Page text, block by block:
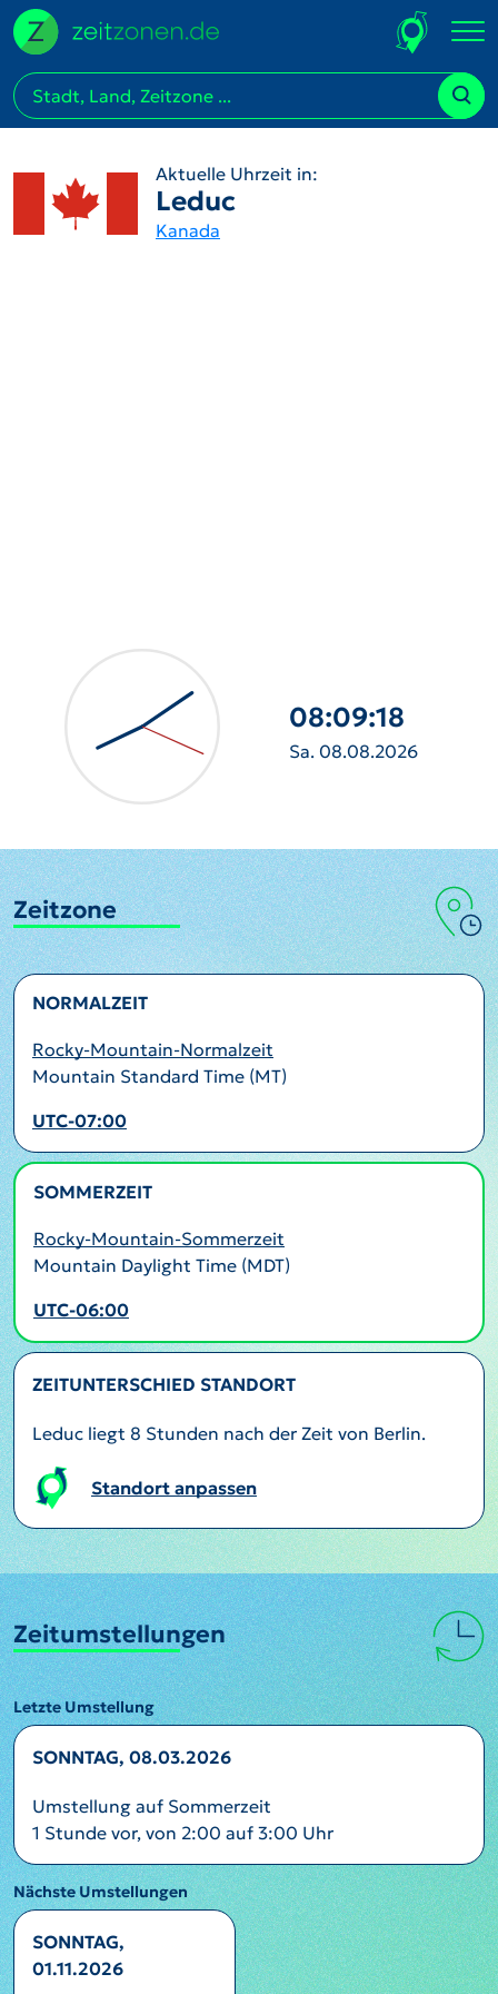
Aktuelle Uhrzeit in:
Leduc
Kanada
08:09:20
Sa. 08.08.2026
Zeitzone
NORMALZEIT
Rocky-Mountain-Normalzeit
Mountain Standard Time (MT)
UTC-07:00
SOMMERZEIT
Rocky-Mountain-Sommerzeit
Mountain Daylight Time (MDT)
UTC-06:00
ZEITUNTERSCHIED STANDORT
Leduc liegt 8 Stunden nach der Zeit von Berlin.
Standort anpassen
Zeitumstellungen
Letzte Umstellung
SONNTAG, 08.03.2026
Umstellung auf Sommerzeit
1 Stunde vor, von 2:00 auf 3:00 Uhr
Nächste Umstellungen
SONNTAG,
01.11.2026